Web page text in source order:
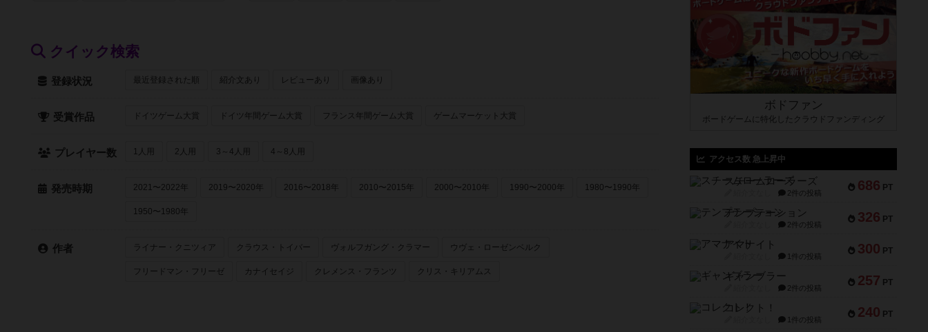
クイック検索
登録状況 最近登録された順 紹介文あり レビューあり 画像あり
受賞作品 ドイツゲーム大賞 ドイツ年間ゲーム大賞 フランス年間ゲーム大賞 ゲームマーケット大賞
プレイヤー数 1人用 2人用 3～4人用 4～8人用
発売時期 2021〜2022年 2019〜2020年 2016〜2018年 2010〜2015年 2000〜2010年 1990〜2000年 1980〜1990年
1950〜1980年
作者 ライナー・クニツィア クラウス・トイバー ヴォルフガング・クラマー ウヴェ・ローゼンベルク
フリードマン・フリーゼ カナイセイジ クレメンス・フランツ クリス・キリアムス
ボドファン
ボードゲームに特化したクラウドファンディング
アクセス数 急上昇中
686 PT
スチームローラーズ
2件の投稿
326 PT
テンプテーション
2件の投稿
300 PT
アマナイト
1件の投稿
257 PT
ギャンブラー
2件の投稿
240 PT
コレクト！
1件の投稿